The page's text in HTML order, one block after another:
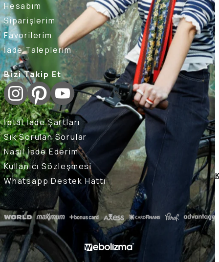
Hesabım
Siparişlerim
Favorilerim
İade Taleplerim
Bizi Takip Et
İptal İade Şartları
Sık Sorulan Sorular
Nasıl İade Ederim
Kullanıcı Sözleşmesi
Whatsapp Destek Hattı